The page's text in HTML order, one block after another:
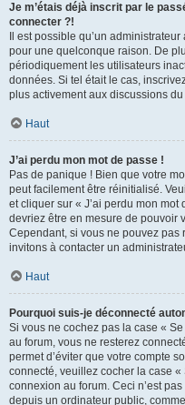
Je m’étais déjà inscrit par le
connecter ?!
Il est possible qu’un
pour une quelconque raison. De
périodiquement les utilisateurs
données. Si tel était le cas,
plus activement aux discussions du
Haut
J’ai perdu mon mot de passe !
Pas de panique ! Bien que votre
peut facilement être réinitialisé.
et cliquer sur « J’ai perdu mon
devriez être en mesure de pouvoir
Cependant, si vous ne pouvez pas
invitons à contacter un
Haut
Pourquoi suis-je déconnecté
Si vous ne cochez pas la case «
au forum, vous ne resterez
permet d’éviter que votre compte
connecté, veuillez cocher la case
connexion au forum. Ceci n’est
depuis un ordinateur public,